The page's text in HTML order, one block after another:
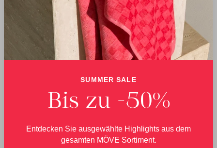
LIEFERUNG
versenden wir kostenfrei
innerhalb Deutschlands.
RETOURE
können Sie kostenfrei an
uns zurücksenden.
SUMMER SALE
Bis zu -50%
Entdecken Sie ausgewählte Highlights aus dem
gesamten MÖVE Sortiment.